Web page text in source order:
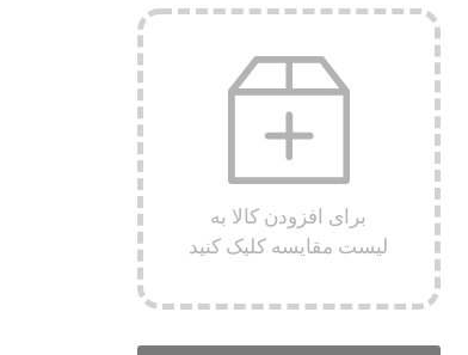
برای افزودن کالا به
لیست مقایسه کلیک کنید